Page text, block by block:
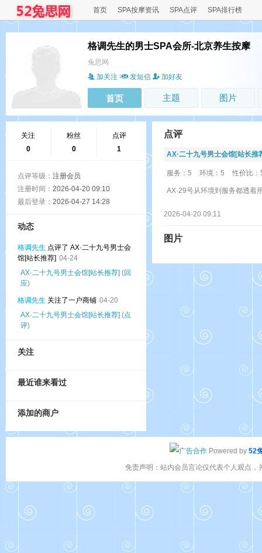
首页 SPA按摩资讯 SPA点评 SPA排行榜
格调先生的男士SPA会所-北京养生按摩
兔思网
加关注
发短信 加好友
首页 主题 图片
关注
0
粉丝
0
点评
1
点评等级： 注册会员
注册时间： 2026-04-20 09:10
最后登录： 2026-04-27 14:28
动态
格调先生 点评了 AX·二十九号男士会
馆[站长推荐] 04-24
AX·二十九号男士会馆[站长推荐] (回
应)
格调先生 关注了一户商铺 04-20
AX·二十九号男士会馆[站长推荐] (点
评)
关注
最近谁来看过
添加的商户
点评
AX·二十九号男士会馆[站长推
服务：5 环境：5 性价比：
AX·29号从环境到服务都透着
2026-04-20 09:11
图片
Powered by 52
免责声明：站内会员言论仅代表个人观点